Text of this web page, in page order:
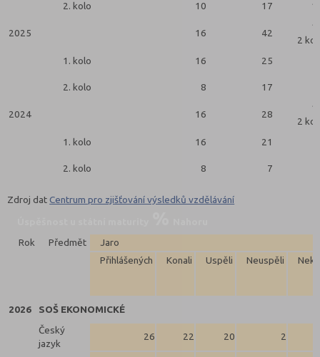
2. kolo 10 17
2025 16 42
2
1. kolo
16 25
2. kolo 8 17
2024 16 28
2
1. kolo
16 21
2. kolo 8 7
Zdroj datCentrum pro zjišťování výsledků vzdělávání
Rok
Předmět
Jaro
Přihlášených
Konali Uspěli Neuspěli
2026
SOŠ EKONOMICKÉ
Český
jazyk
26 22 20 2